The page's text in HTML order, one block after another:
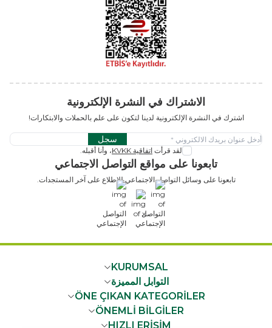
الاشتراك في النشرة الإلكترونية
اشترك في النشرة الإلكترونية لدينا لتكون على علم بالحملات والابتكارات!
سجل
لقد قرأت اتفاقية KVKK ، وأنا أقبله.
تابعونا على مواقع التواصل الاجتماعي
تابعونا على وسائل التواصل الاجتماعي للاطلاع على آخر المستجدات.
x
KURUMSAL
التوابل المميزة
ÖNE ÇIKAN KATEGORİLER
ÖNEMLİ BİLGİLER
HIZLI ERİŞİM